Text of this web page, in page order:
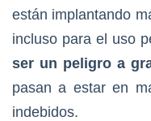
están implantando
incluso para el uso
ser un peligro a
pasan a estar en
indebidos.